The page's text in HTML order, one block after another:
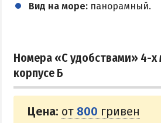
СЛУЖБА БРОНИРОВАНИЯ
Вид на море: панорамный.
Номера «С удобствами» 4-х
корпусе Б
Цена: от 800 гривен